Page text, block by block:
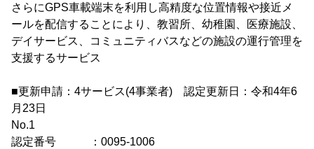
さらにGPS車載端末を利用し高精度な位置情報や接近メ
ールを配信することにより、教習所、幼稚園、医療施設、
デイサービス、コミュニティバスなどの施設の運行管理を
支援するサービス
■更新申請：4サービス(4事業者) 認定更新日：令和4年6
月23日
No.1
認定番号 ：0095-1006